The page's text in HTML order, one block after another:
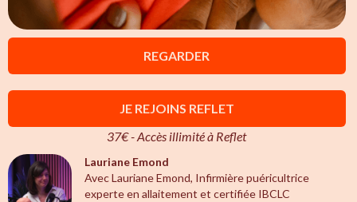
REGARDER
JE REJOINS REFLET
37€ - Accès illimité à Reflet
Lauriane Emond
Avec Lauriane Emond, Infirmière puéricultrice
experte en allaitement et certifiée IBCLC